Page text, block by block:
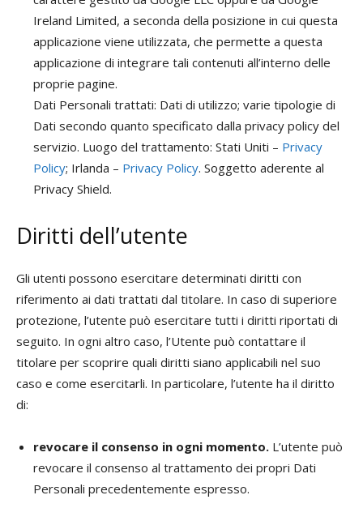
Ireland Limited, a seconda della posizione in cui questa
applicazione viene utilizzata, che permette a questa
applicazione di integrare tali contenuti all’interno delle
proprie pagine.
Dati Personali trattati: Dati di utilizzo; varie tipologie di
Dati secondo quanto specificato dalla privacy policy del
servizio. Luogo del trattamento: Stati Uniti – Privacy
Policy; Irlanda – Privacy Policy. Soggetto aderente al
Privacy Shield.
Diritti dell’utente
Gli utenti possono esercitare determinati diritti con
riferimento ai dati trattati dal titolare. In caso di superiore
protezione, l’utente può esercitare tutti i diritti riportati di
seguito. In ogni altro caso, l’Utente può contattare il
titolare per scoprire quali diritti siano applicabili nel suo
caso e come esercitarli. In particolare, l’utente ha il diritto
di:
revocare il consenso in ogni momento. L’utente può
revocare il consenso al trattamento dei propri Dati
Personali precedentemente espresso.